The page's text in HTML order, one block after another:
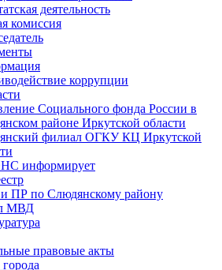
деятельность
комиссия
коррупции
Социального фонда России в
районе Иркутской области
филиал ОГКУ КЦ Иркутской
информирует
ПР по Слюдянскому району
МВД
правовые акты
города